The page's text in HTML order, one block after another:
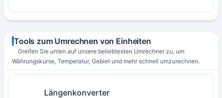
Tools zum Umrechnen von Einheiten
Greifen Sie unten auf unsere beliebtesten Umrechner zu, um
Währungskurse, Temperatur, Gebiet und mehr schnell umzurechnen.
Längenkonverter